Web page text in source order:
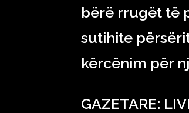
bërë rrugët të
sutihite
kërcënim për
GAZETARE: